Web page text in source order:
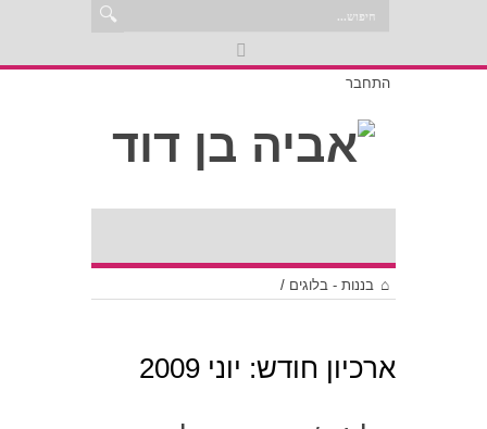
התחבר
בננות - בלוגים /
ארכיון חודש: יוני 2009